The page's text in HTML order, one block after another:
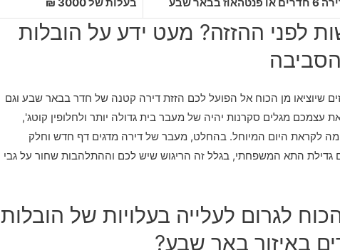
לפני ההזזה? מעט ידע על הובלות
שיוציאו מן הכוח אל הפועל לכם הזזת דירה קטנה של חדר בבאר שבע וגם
עצמכם מגלים סקרנות יהיה של מעבר בית גדולה יותר ולחלופין קוטג',
לקראת היום המיוחל. בהחלט, מעבר של דירה מדגים דף חדש וחלק
גדילת התא המשפחתי, בגלל זה הריגוש שיש לכם וההתלהבות שחור על גבי
לגרום לעלייה בעלויות של הובלות
באיזור באר שבע?